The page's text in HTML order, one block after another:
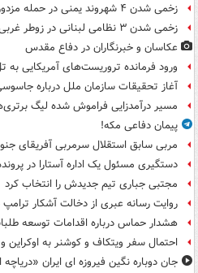
زخمی شدن ۴ شهروند یمنی در حمله مزدوران سعودی
زخمی شدن ۳ نظامی لبنانی در زوطر غربی
عکاسان و خبرنگاران در دفاع مقدس
ورود فرمانده تروریست‌های آمریکایی به
آغاز تحقیقات سازمان ملل درباره
مسیر درآمدزایی فراموش شده لیگ
پیمان دفاعی مکه!
مربی سابق استقلال سرمربی آفریقای
دستگیری مسئول یک اداره آستارا در
مجتبی جباری تیم جدیدش را انتخاب کرد
روایت رسانه عبری از دخالت آشکار ترامپ
هشدار حماس درباره اقدامات توسعه
احتمال سفر ویتکاف و کوشنر به اوکراین
جان دوباره نگین فیروزه ای ایران «دریاچه